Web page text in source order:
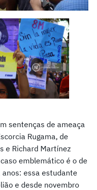
sentenças de ameaça
Rugama, de
e Richard Martínez
emblemático é o de
essa estudante
e desde novembro